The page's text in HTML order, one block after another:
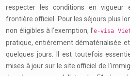
respecter les conditions en vigueur
frontière officiel. Pour les séjours plus
non éligibles à l’exemption, l’e-visa
pratique, entièrement dématérialisée
quelques jours. Il est toutefois
mises à jour sur le site officiel de